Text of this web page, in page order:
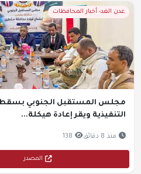
عدن الغد- أخبار المحافظات
مجلس المستقبل الجنوبي
التنفيذية ويقر إعادة هيكلة...
منذ 8 دقائق 138
المصدر